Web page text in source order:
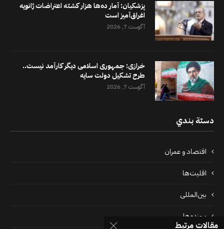
پزشکیان: آمار ده‌ها هزار کشته اعتراضات ژانویه
اغراق‌آمیز است
آگوست 7, 2026
خرازی: جمهوری اسلامی دیگر کارآمد نیست..
طرح تشکیل دولت سایه
آگوست 7, 2026
دستة بندي
اقتصاد و عمران
اقلیت‌ها
بین‌المللی
پرونده‌ها
مقالات مرتبط